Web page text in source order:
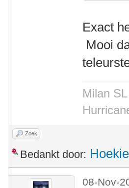
Exact
Mooi
Milan
Zoek
Bedankt door: Hoekie
08-Nov-